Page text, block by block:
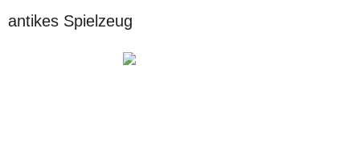
antikes Spielzeug